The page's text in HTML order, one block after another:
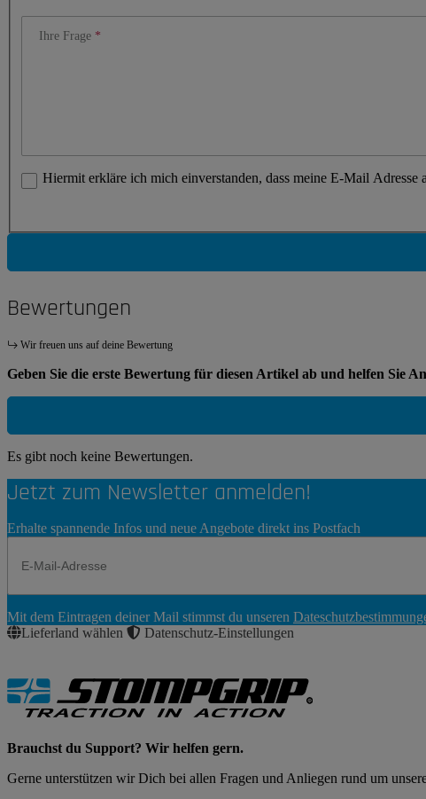
Ihre Frage
Hiermit erkläre ich mich einverstanden, dass meine E-Mail
Bewertungen
Wir freuen uns auf deine Bewertung
Geben Sie die erste Bewertung für diesen Artikel ab und helfen Sie
Es gibt noch keine Bewertungen.
Jetzt zum Newsletter anmelden!
Erhalte spannende Infos und neue Angebote direkt ins Postfach
Abonnieren
Mit dem Eintragen deiner Mail stimmst du unseren
Lieferland wählen
Datenschutz-Einstellungen
Brauchst du Support? Wir helfen gern.
Gerne unterstützen wir Dich bei allen Fragen und Anliegen rund um